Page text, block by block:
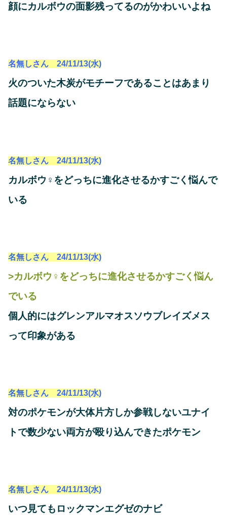
顔にカルボウの面影残ってるのがかわいいよね
名無しさん 24/11/13(水)
火のついた木炭がモチーフであることはあまり
話題にならない
名無しさん 24/11/13(水)
カルボウ♀をどっちに進化させるかすごく悩んで
いる
名無しさん 24/11/13(水)
>カルボウ♀をどっちに進化させるかすごく悩ん
でいる
個人的にはグレンアルマオスソウブレイズメス
って印象がある
名無しさん 24/11/13(水)
対のポケモンが大体片方しか参戦しないユナイ
トで数少ない両方が殴り込んできたポケモン
名無しさん 24/11/13(水)
いつ見てもロックマンエグゼのナビ